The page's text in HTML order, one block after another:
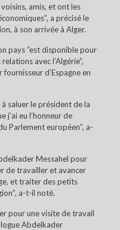
voisins, amis, et ont les
a précisé le
à son arrivée à Alger.
pays “est disponible pour
avec l’Algérie”,
d’Espagne en
saluer le président de la
j’ai eu l’honneur de
Parlement européen”, a-
Messahel pour
de travailler et avancer
et traiter des petits
a-t-il noté.
pour une visite de travail
Abdelkader